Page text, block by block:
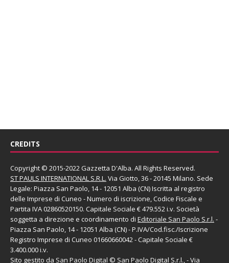
CREDITS
Copyright © 2015-2022 Gazzetta D'Alba. All Rights Reserved.
ST PAULS INTERNATIONAL S.R.L. Via Giotto, 36 - 20145 Milano. Sede
Legale: Piazza San Paolo, 14 - 12051 Alba (CN) Iscritta al registro
delle Imprese di Cuneo - Numero di iscrizione, Codice Fiscale e
Partita IVA 02860520150. Capitale Sociale € 479.552 i.v. Società
soggetta a direzione e coordinamento di Editoriale San Paolo S.r.l. -
Piazza San Paolo, 14 - 12051 Alba (CN) - P.IVA/Cod.fisc./Iscrizione
Registro Imprese di Cuneo 01660660042 - Capitale Sociale €
3.400.000 i.v.
Sito gestito da San Paolo Digital © San Paolo Digital S.r.l., - Via